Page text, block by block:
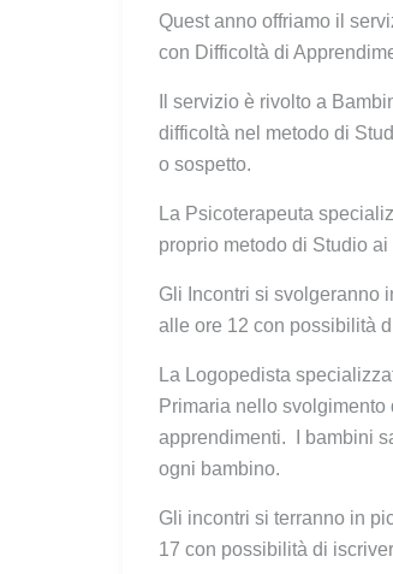
Quest anno offriamo il
con Difficoltà di
Il servizio è rivolto a
difficoltà nel metodo di
o sospetto.
La Psicoterapeuta
proprio metodo di Studio
Gli Incontri si svolgeranno
alle ore 12 con possibilità
La Logopedista
Primaria nello
apprendimenti. I bambini
ogni bambino.
Gli incontri si terranno in
17 con possibilità di